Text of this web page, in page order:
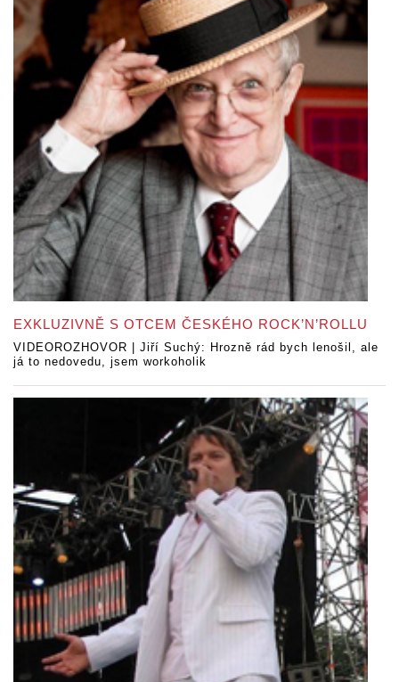
EXKLUZIVNĚ S OTCEM ČESKÉHO ROCK’N’ROLLU
VIDEOROZHOVOR | Jiří Suchý: Hrozně rád bych lenošil, ale
já to nedovedu, jsem workoholik